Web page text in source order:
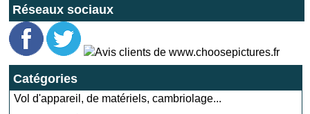
Réseaux sociaux
Catégories
Vol d'appareil, de matériels, cambriolage...